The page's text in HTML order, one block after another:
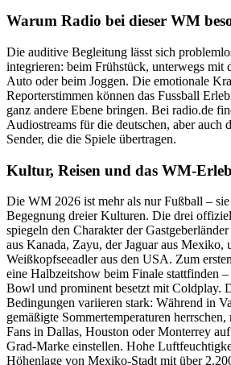
Warum Radio bei dieser WM
Die auditive Begleitung lässt sich
integrieren: beim Frühstück, unterwegs mit
Auto oder beim Joggen. Die emotionale
Reporterstimmen können das Fussball
ganz andere Ebene bringen. Bei radio.de
Audiostreams für die deutschen, aber auch
Sender, die die Spiele übertragen.
Kultur, Reisen und das WM-
Die WM 2026 ist mehr als nur Fußball – sie
Begegnung dreier Kulturen. Die drei
spiegeln den Charakter der
aus Kanada, Zayu, der Jaguar aus Mexiko,
Weißkopfseeadler aus den USA. Zum
eine Halbzeitshow beim Finale stattfinden
Bowl und prominent besetzt mit Coldplay.
Bedingungen variieren stark: Während in
gemäßigte Sommertemperaturen
Fans in Dallas, Houston oder Monterrey
Grad-Marke einstellen. Hohe
Höhenlage von Mexiko-Stadt mit über